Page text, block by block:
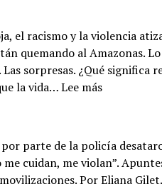
el racismo y la violencia
quemando al Amazonas.
sorpresas. ¿Qué significa
la vida…Lee más:
Brasil:
Arde
Amazonas
parte de la policía
cuidan, me violan”.
Por Eliana Gilet.